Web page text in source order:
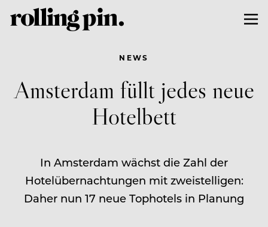
NEWS
Amsterdam füllt jedes neue
Hotelbett
In Amsterdam wächst die Zahl der
Hotelübernachtungen mit zweistelligen:
Daher nun 17 neue Tophotels in Planung